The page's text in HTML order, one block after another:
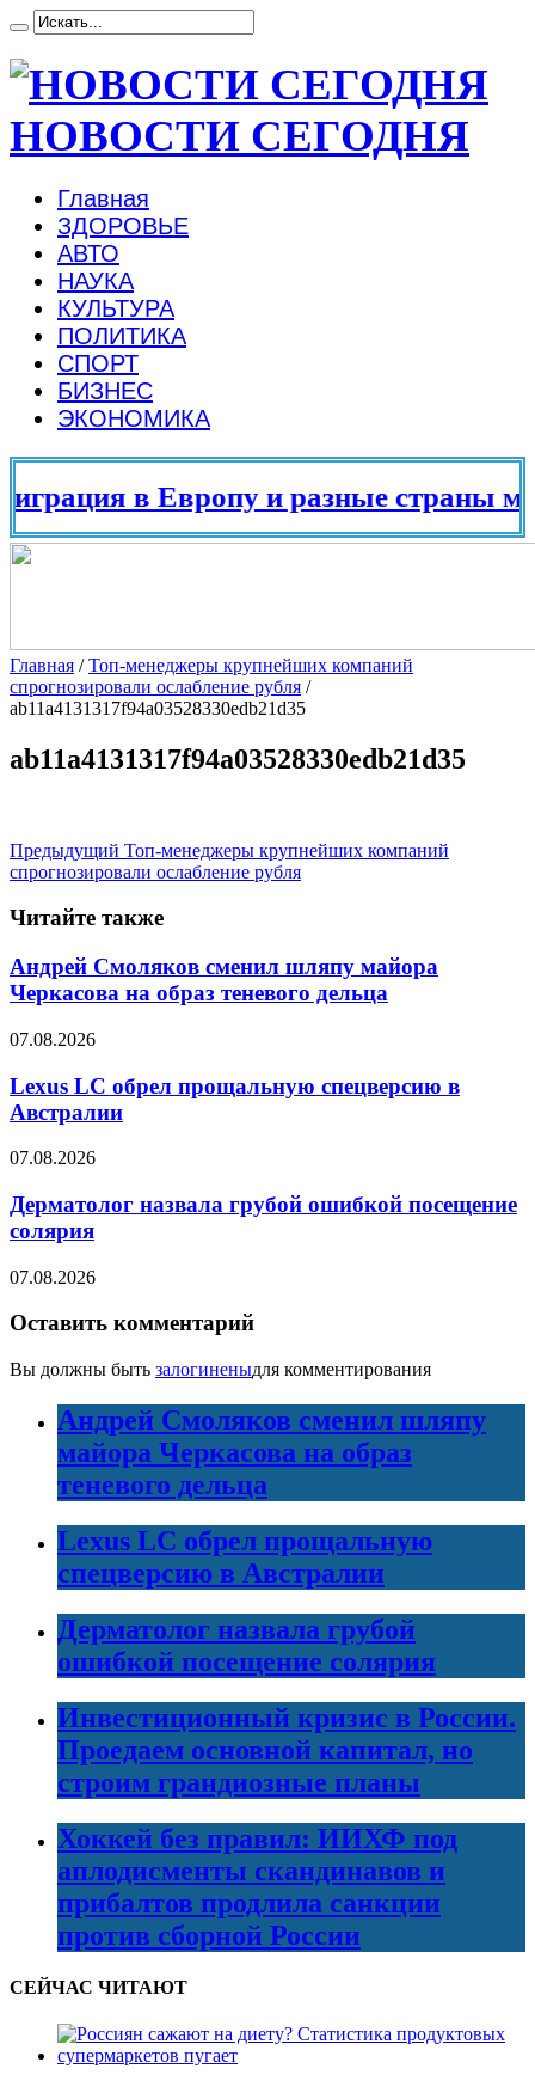
НОВОСТИ СЕГОДНЯ
Главная
ЗДОРОВЬЕ
АВТО
НАУКА
КУЛЬТУРА
ПОЛИТИКА
СПОРТ
БИЗНЕС
ЭКОНОМИКА
в Европу и разные страны
Главная /Топ-менеджеры крупнейших компаний
спрогнозировали ослабление рубля /
ab11a4131317f94a03528330edb21d35
ab11a4131317f94a03528330edb21d35
Предыдущий Топ-менеджеры крупнейших компаний
спрогнозировали ослабление рубля
Читайте также
Андрей Смоляков сменил шляпу майора
Черкасова на образ теневого дельца
07.08.2026
Lexus LC обрел прощальную спецверсию в
Австралии
07.08.2026
Дерматолог назвала грубой ошибкой посещение
солярия
07.08.2026
Оставить комментарий
Вы должны быть залогиненыдля комментирования
Андрей Смоляков сменил шляпу
майора Черкасова на образ
теневого дельца
Lexus LC обрел прощальную
спецверсию в Австралии
Дерматолог назвала грубой
ошибкой посещение солярия
Инвестиционный кризис в России.
Проедаем основной капитал, но
строим грандиозные планы
Хоккей без правил: ИИХФ под
аплодисменты скандинавов и
прибалтов продлила санкции
против сборной России
СЕЙЧАС ЧИТАЮТ